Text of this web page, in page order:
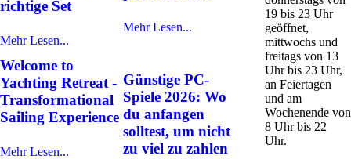
richtige Set
Mehr Lesen...
Mehr Lesen...
Welcome to
Yachting Retreat -
Transformational
Sailing Experience
Mehr Lesen...
Günstige PC-
Spiele 2026: Wo
du anfangen
solltest, um nicht
zu viel zu zahlen
19 bis 23 Uhr
geöffnet,
mittwochs und
freitags von 13
Uhr bis 23 Uhr,
an Feiertagen
und am
Wochenende von
8 Uhr bis 22
Uhr.